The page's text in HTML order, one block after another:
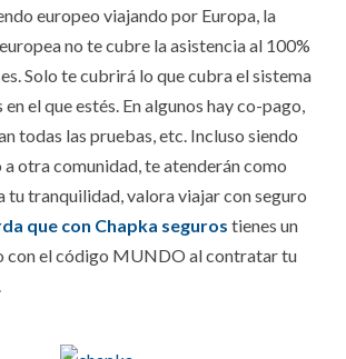
europeo viajando por Europa, la
no te cubre la asistencia al 100%
Solo te cubrirá lo que cubra el sistema
el que estés. En algunos hay co-pago,
todas las pruebas, etc. Incluso siendo
otra comunidad, te atenderán como
tu tranquilidad, valora viajar con seguro
que con Chapka seguros tienes un
con el código MUNDO al contratar tu